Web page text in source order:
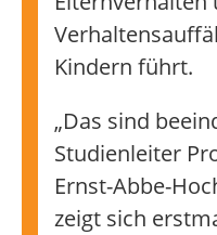
Kindern führt.
„Das sind
Studienleiter
Ernst-Abbe-
zeigt sich